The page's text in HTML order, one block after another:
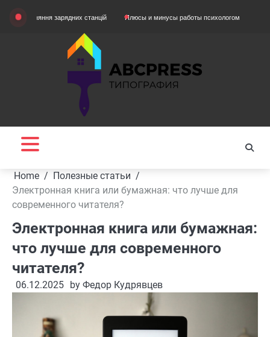
зарядних станцій Плюсы и минусы работы психологом Домашняя
Home
Полезные статьи
Электронная книга или бумажная: что лучше для
современного читателя?
Электронная книга или бумажная:
что лучше для современного
читателя?
06.12.2025 by Федор Кудрявцев